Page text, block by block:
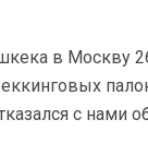
в Москву
с нами